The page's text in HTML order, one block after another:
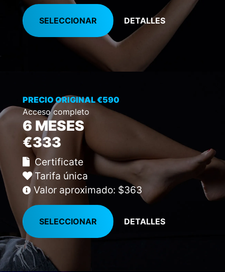
SELECCIONAR DETALLES
PRECIO ORIGINAL €590
Acceso completo
6 MESES
€333
Certificate
Tarifa única
Valor aproximado: $363
SELECCIONAR DETALLES